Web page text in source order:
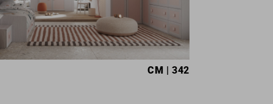
CM | 342